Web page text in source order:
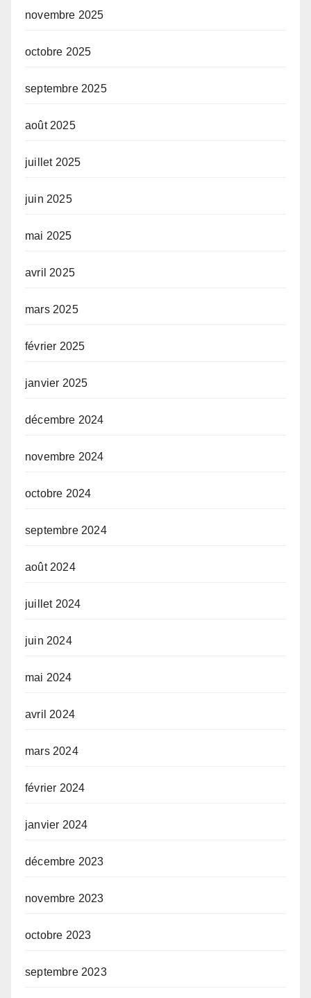
novembre 2025
octobre 2025
septembre 2025
août 2025
juillet 2025
juin 2025
mai 2025
avril 2025
mars 2025
février 2025
janvier 2025
décembre 2024
novembre 2024
octobre 2024
septembre 2024
août 2024
juillet 2024
juin 2024
mai 2024
avril 2024
mars 2024
février 2024
janvier 2024
décembre 2023
novembre 2023
octobre 2023
septembre 2023